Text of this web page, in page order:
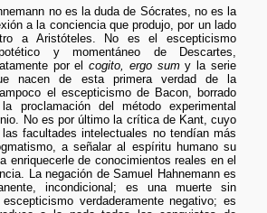
no es la duda de Sócrates, no es la
a la conciencia que produjo, por un lado
a Aristóteles. No es el escepticismo
y momentáneo de Descartes,
por elcogito, ergo sumy la serie
nacen de esta primera verdad de la
el escepticismo de Bacon, borrado
proclamación del método experimental
No es por último la crítica de Kant, cuyo
facultades intelectuales no tendían más
a señalar al espíritu humano su
enriquecerle de conocimientos reales en el
La negación de Samuel Hahnemann es
incondicional; es una muerte sin
verdaderamente negativo; es